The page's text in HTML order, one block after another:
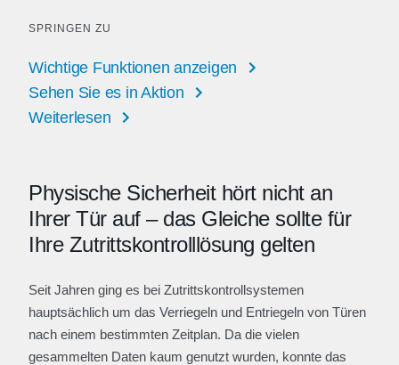
SPRINGEN ZU
Wichtige Funktionen anzeigen
Sehen Sie es in Aktion
Weiterlesen
Physische Sicherheit hört nicht an
Ihrer Tür auf – das Gleiche sollte für
Ihre Zutrittskontrolllösung gelten
Seit Jahren ging es bei Zutrittskontrollsystemen
hauptsächlich um das Verriegeln und Entriegeln von Türen
nach einem bestimmten Zeitplan. Da die vielen
gesammelten Daten kaum genutzt wurden, konnte das